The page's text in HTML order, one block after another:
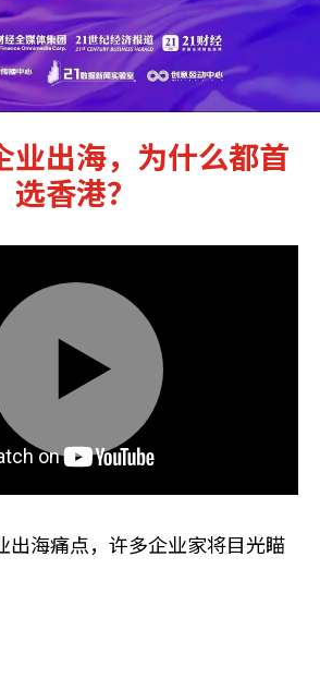
业出海，为什么都首
选香港？
Mute Settings
Play
出海痛点，许多企业家将目光瞄